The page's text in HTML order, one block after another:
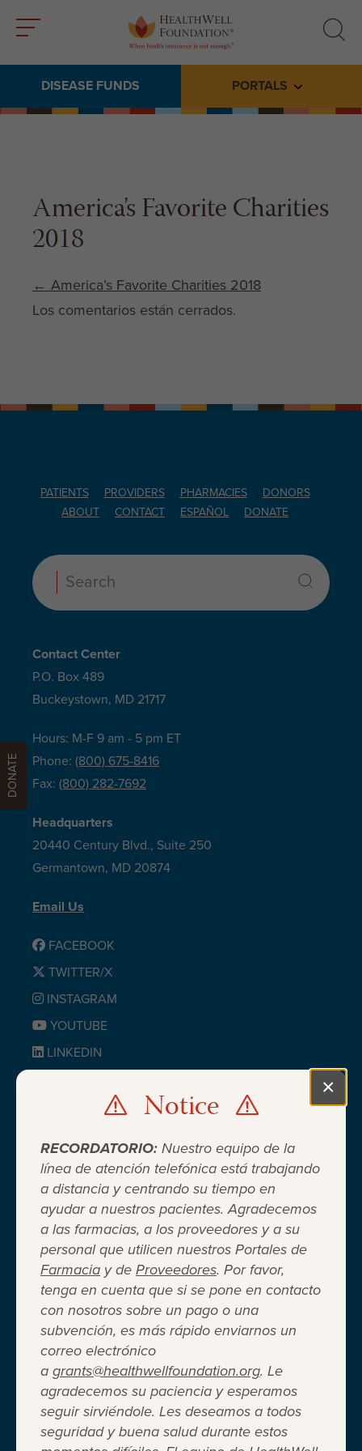
Notice
RECORDATORIO: Nuestro equipo de la
línea de atención telefónica está trabajando
a distancia y centrando su tiempo en
ayudar a nuestros pacientes. Agradecemos
a las farmacias, a los proveedores y a su
personal que utilicen nuestros Portales de
Farmacia y de Proveedores. Por favor,
tenga en cuenta que si se pone en contacto
con nosotros sobre un pago o una
subvención, es más rápido enviarnos un
correo electrónico
a grants@healthwellfoundation.org. Le
agradecemos su paciencia y esperamos
seguir sirviéndole. Les deseamos a todos
seguridad y buena salud durante estos
×
search
DISEASE FUNDS PORTALS Toggle
America’s Favorite Charities
2018
Post navigation
← America’s Favorite Charities 2018
Los comentarios están cerrados.
PATIENTS PROVIDERS PHARMACIES
DONORS
ABOUT
CONTACT ESPAÑOL DONATE
Search:
Cuando el seguro médico no es
suficiente ®
Entidad 501(c)(3) independiente sin fines de lucro
que brinda asistencia financiera a adultos y niños
para cubrir el costo del coseguro de los
medicamentos recetados, copagos, deducibles,
primas de seguro médico y otros gastos médicos
directos de su bolsillo seleccionados.
Contact Center
P.O. Box 489
Buckeystown, MD 21717
Hours: M-F 9 am - 5 pm ET
Phone: (800) 675-8416
Fax: (800) 282-7692
Headquarters
20440 Century Blvd., Suite 250
Germantown, MD 20874
Email Us
FACEBOOK
TWITTER/X
INSTAGRAM
YOUTUBE
LINKEDIN
Terms of Use Privacy Policy Accessibility
DONATE